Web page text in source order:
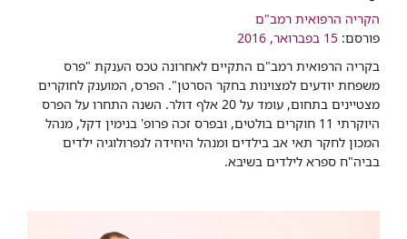
תפריטרכיב
שיתוף
הקריה הרפואית רמב"ם
פורסם: 15 בפברואר, 2016
בקריה הרפואית רמב"ם התקיים לאחרונה טכס הענקת "פרס
משפחת יודעים למצוינות בחקר הסרטן". הפרס, המוענק לחוקרים
מצטיינים בתחום, עומד על 20 אלף דולר. השנה התחרו על הפרס
היוקרתי 11 חוקרים בולטים, ובפרס זכה פרופ' בנימין דקל, מנהל
המכון לחקר תאי אב בילדים ומנהל היחידה לנפרולוגיה ילדים
בביה"ח ספרא לילדים בשיבא.